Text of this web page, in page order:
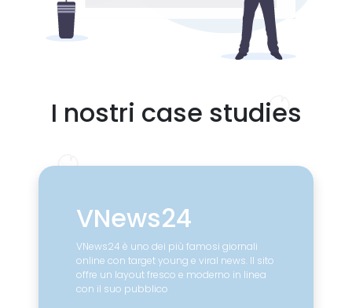
I nostri case studies
VNews24
VNews24 è uno dei più famosi giornali
online con target young e viral news. Il sito
offre un layout fresco e moderno in linea
con il suo pubblico